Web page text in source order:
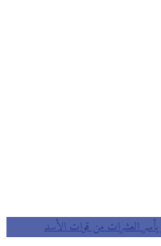
العشرات من قوات الأسد